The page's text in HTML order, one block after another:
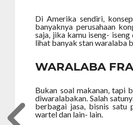
Di Amerika sendiri,
banyaknya perusahaan
saja, jika kamu iseng-
lihat banyak stan waralaba
WARALABA
Bukan soal makanan, tapi
diwaralabakan. Salah
berbagai jasa, bisnis satu
wartel dan lain- lain.